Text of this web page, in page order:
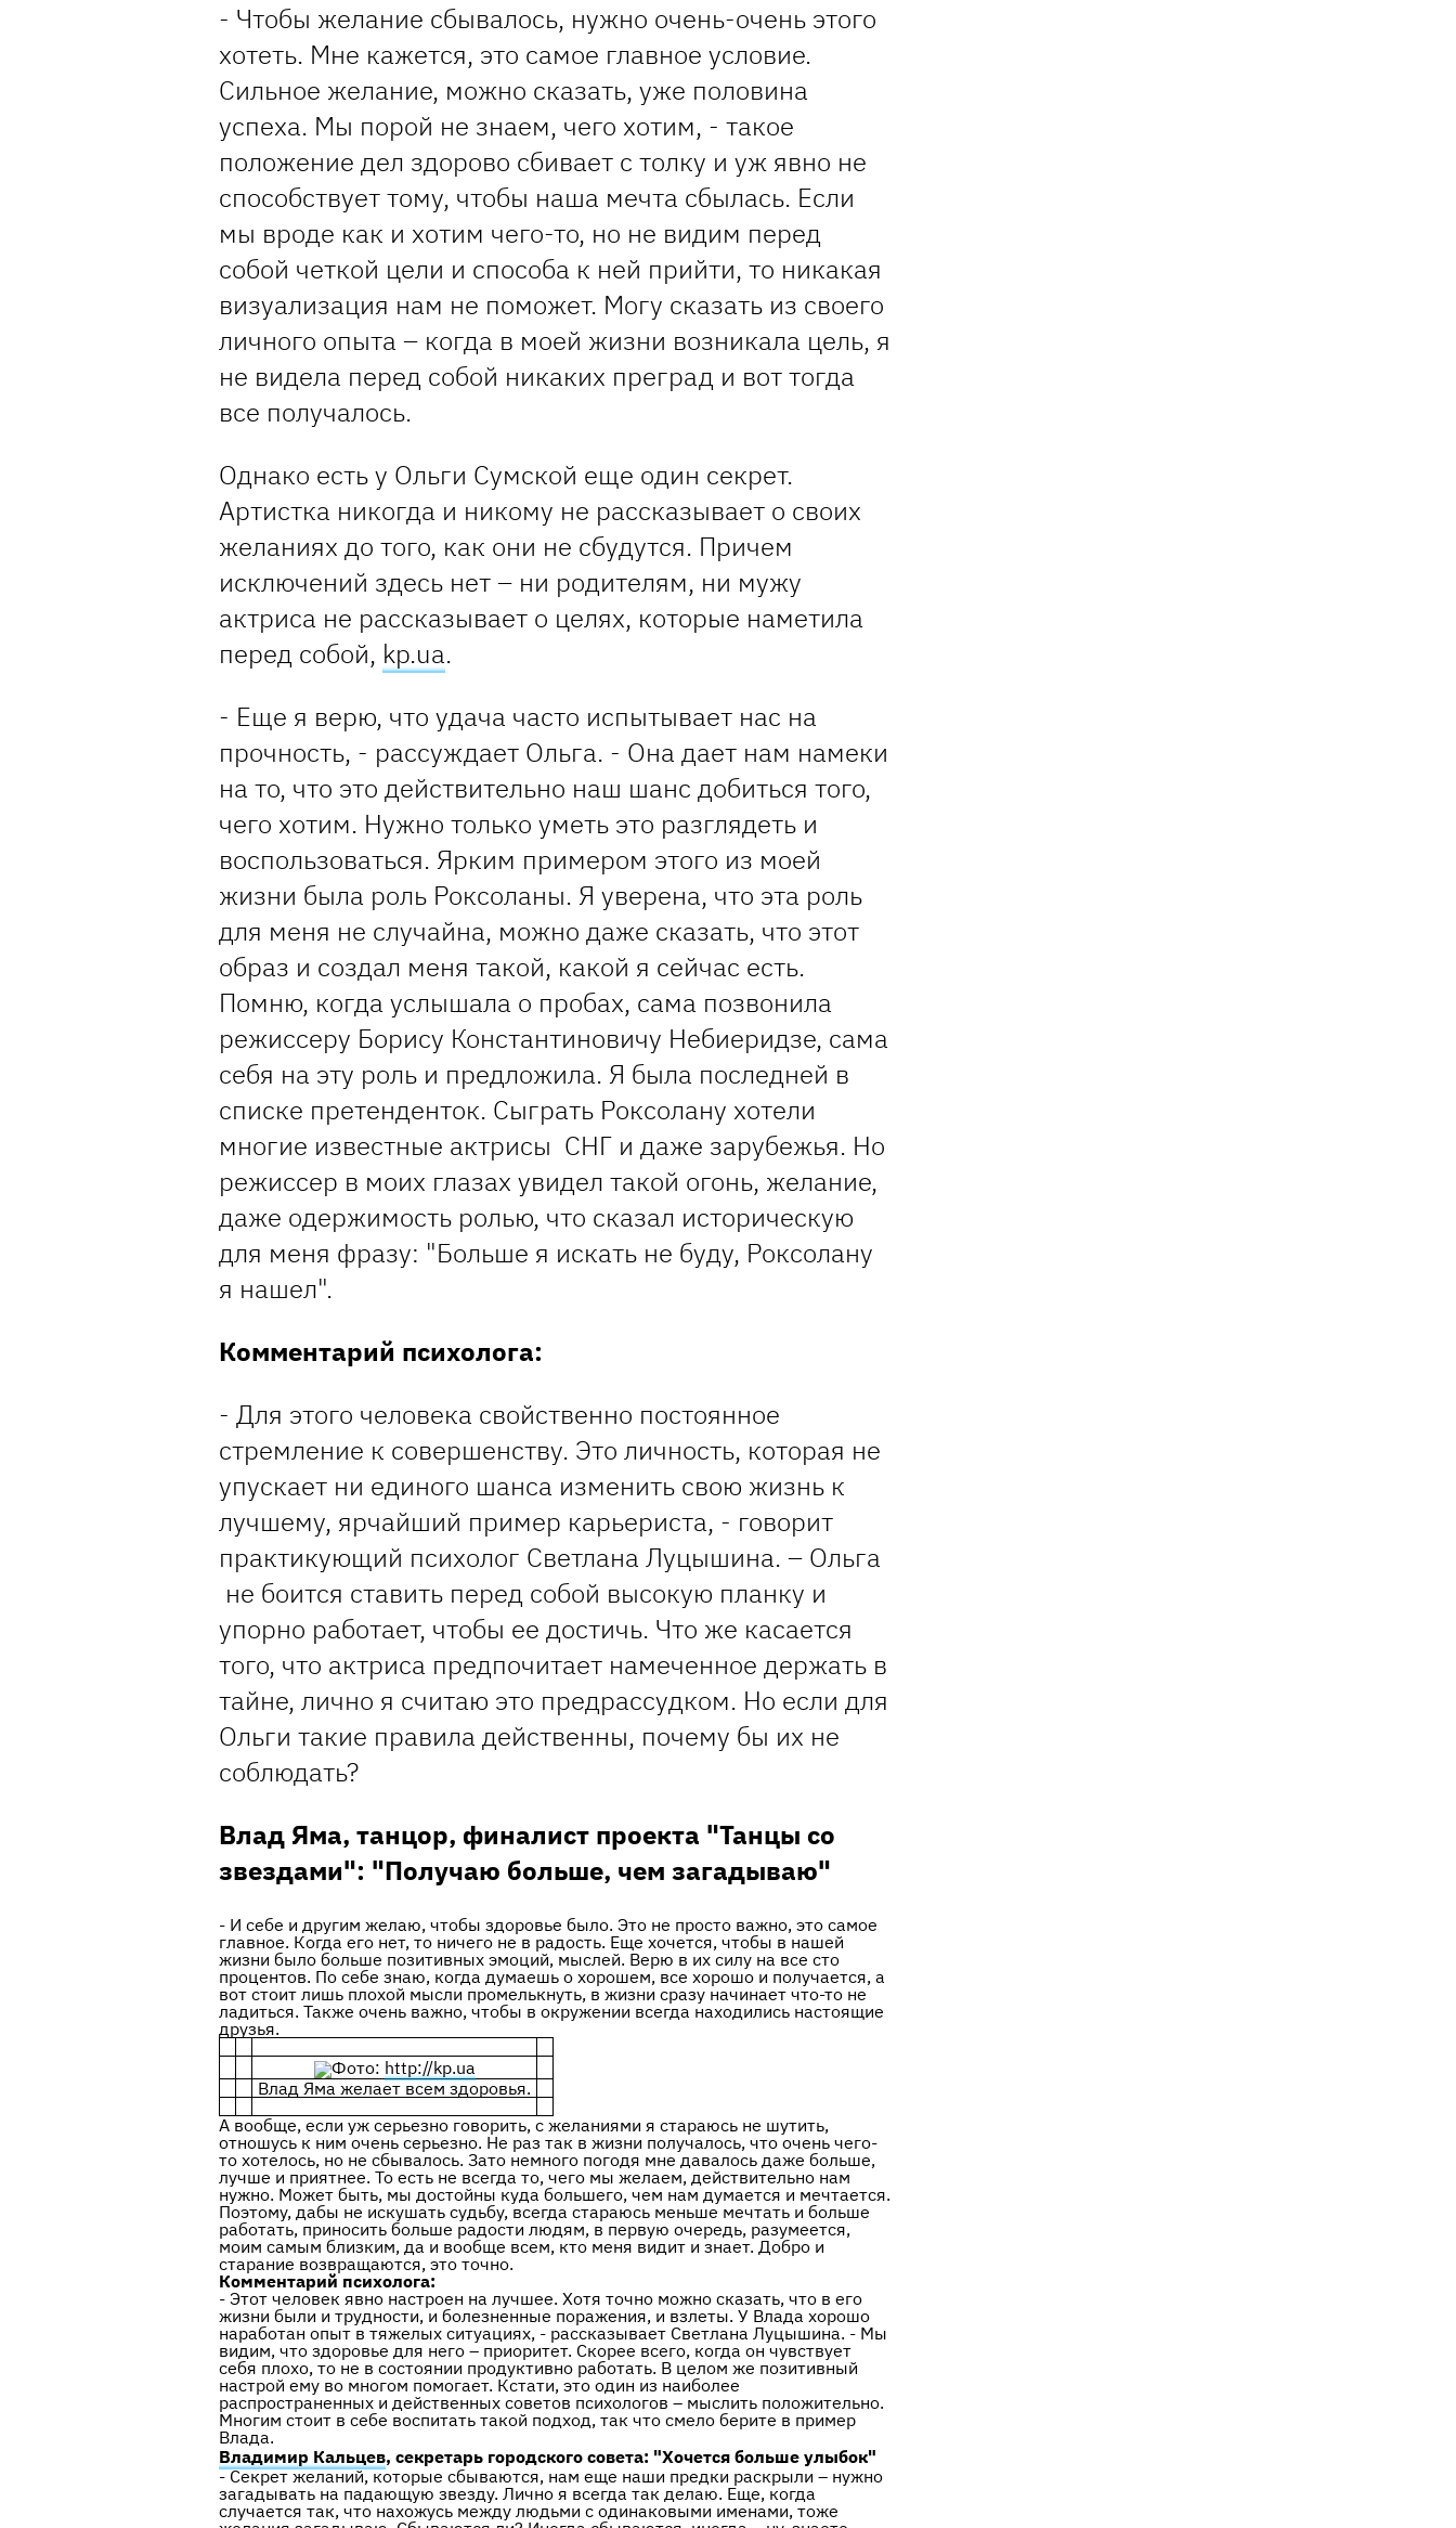
- Чтобы желание сбывалось, нужно очень-очень этого
хотеть. Мне кажется, это самое главное условие.
Сильное желание, можно сказать, уже половина
успеха. Мы порой не знаем, чего хотим, - такое
положение дел здорово сбивает с толку и уж явно не
способствует тому, чтобы наша мечта сбылась. Если
мы вроде как и хотим чего-то, но не видим перед
собой четкой цели и способа к ней прийти, то никакая
визуализация нам не поможет. Могу сказать из своего
личного опыта – когда в моей жизни возникала цель, я
не видела перед собой никаких преград и вот тогда
все получалось.
Однако есть у Ольги Сумской еще один секрет.
Артистка никогда и никому не рассказывает о своих
желаниях до того, как они не сбудутся. Причем
исключений здесь нет – ни родителям, ни мужу
актриса не рассказывает о целях, которые наметила
перед собой, kp.ua.
- Еще я верю, что удача часто испытывает нас на
прочность, - рассуждает Ольга. - Она дает нам намеки
на то, что это действительно наш шанс добиться того,
чего хотим. Нужно только уметь это разглядеть и
воспользоваться. Ярким примером этого из моей
жизни была роль Роксоланы. Я уверена, что эта роль
для меня не случайна, можно даже сказать, что этот
образ и создал меня такой, какой я сейчас есть.
Помню, когда услышала о пробах, сама позвонила
режиссеру Борису Константиновичу Небиеридзе, сама
себя на эту роль и предложила. Я была последней в
списке претенденток. Сыграть Роксолану хотели
многие известные актрисы СНГ и даже зарубежья. Но
режиссер в моих глазах увидел такой огонь, желание,
даже одержимость ролью, что сказал историческую
для меня фразу: "Больше я искать не буду, Роксолану
я нашел".
Комментарий психолога:
- Для этого человека свойственно постоянное
стремление к совершенству. Это личность, которая не
упускает ни единого шанса изменить свою жизнь к
лучшему, ярчайший пример карьериста, - говорит
практикующий психолог Светлана Луцышина. – Ольга
не боится ставить перед собой высокую планку и
упорно работает, чтобы ее достичь. Что же касается
того, что актриса предпочитает намеченное держать в
тайне, лично я считаю это предрассудком. Но если для
Ольги такие правила действенны, почему бы их не
соблюдать?
Влад Яма, танцор, финалист проекта "Танцы со
звездами": "Получаю больше, чем загадываю"
- И себе и другим желаю, чтобы здоровье было. Это не просто важно, это самое
главное. Когда его нет, то ничего не в радость. Еще хочется, чтобы в нашей
жизни было больше позитивных эмоций, мыслей. Верю в их силу на все сто
процентов. По себе знаю, когда думаешь о хорошем, все хорошо и получается, а
вот стоит лишь плохой мысли промелькнуть, в жизни сразу начинает что-то не
ладиться. Также очень важно, чтобы в окружении всегда находились настоящие
друзья.
Фото: http://kp.ua
Влад Яма желает всем здоровья.
А вообще, если уж серьезно говорить, с желаниями я стараюсь не шутить,
отношусь к ним очень серьезно. Не раз так в жизни получалось, что очень чего-
то хотелось, но не сбывалось. Зато немного погодя мне давалось даже больше,
лучше и приятнее. То есть не всегда то, чего мы желаем, действительно нам
нужно. Может быть, мы достойны куда большего, чем нам думается и мечтается.
Поэтому, дабы не искушать судьбу, всегда стараюсь меньше мечтать и больше
работать, приносить больше радости людям, в первую очередь, разумеется,
моим самым близким, да и вообще всем, кто меня видит и знает. Добро и
старание возвращаются, это точно.
Комментарий психолога:
- Этот человек явно настроен на лучшее. Хотя точно можно сказать, что в его
жизни были и трудности, и болезненные поражения, и взлеты. У Влада хорошо
наработан опыт в тяжелых ситуациях, - рассказывает Светлана Луцышина. - Мы
видим, что здоровье для него – приоритет. Скорее всего, когда он чувствует
себя плохо, то не в состоянии продуктивно работать. В целом же позитивный
настрой ему во многом помогает. Кстати, это один из наиболее
распространенных и действенных советов психологов – мыслить положительно.
Многим стоит в себе воспитать такой подход, так что смело берите в пример
Влада.
Владимир Кальцев, секретарь городского совета: "Хочется больше улыбок"
- Секрет желаний, которые сбываются, нам еще наши предки раскрыли – нужно
загадывать на падающую звезду. Лично я всегда так делаю. Еще, когда
случается так, что нахожусь между людьми с одинаковыми именами, тоже